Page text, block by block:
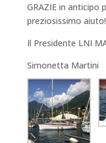
GRAZIE in anticipo
preziosissimo
Il Presidente LNI
Simonetta Martini